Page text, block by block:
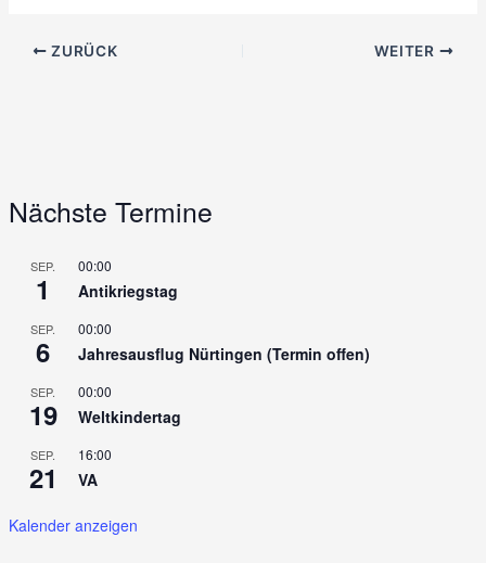
ZURÜCK WEITER
Nächste Termine
SEP.
1
00:00
Antikriegstag
SEP.
6
00:00
Jahresausflug Nürtingen (Termin offen)
SEP.
19
00:00
Weltkindertag
SEP.
21
16:00
VA
Kalender anzeigen